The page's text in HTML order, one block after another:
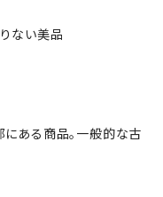
ない美品
ある商品。一般的な古